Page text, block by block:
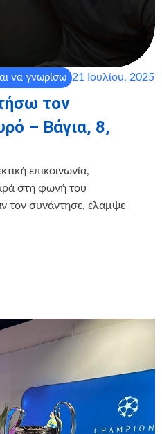
να γνωρίσω 21 Ιουλίου, 2025
τον
– Βάγια, 8,
επικοινωνία,
στη φωνή του
τον συνάντησε, έλαμψε